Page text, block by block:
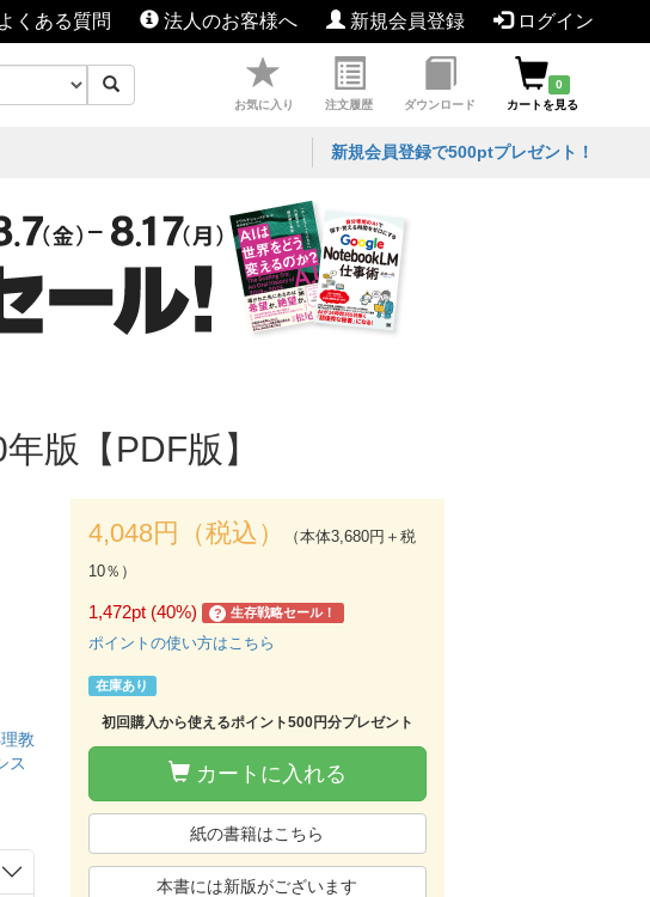
よくある質問 法人のお客様へ 新規会員登録 ログイン
お気に入り 注文履歴 ダウンロード
0
カートを見る
新規会員登録で500ptプレゼント！
版【PDF版】
教
ス
4,048円（税込）
（本体3,680円＋税
10％）
1,472pt (40%) ? 生存戦略セール！
ポイントの使い方はこちら
在庫あり
初回購入から使えるポイント500円分プレゼント
カートに入れる
紙の書籍はこちら
本書には新版がございます